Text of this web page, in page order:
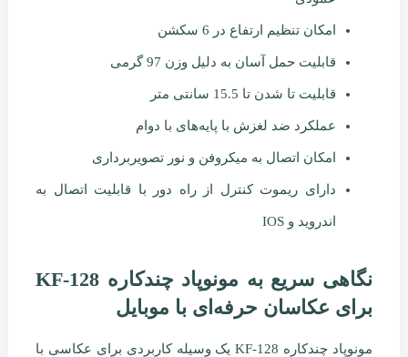
امکان تنظیم ارتفاع در 6 سکشن
قابلیت حمل آسان به دلیل وزن 97 گرمی
قابلیت تا شدن تا 15.5 سانتی متر
عملکرد ضد لغزش با پایه‌های با دوام
امکان اتصال به میکروفن و نور تصویربرداری
دارای ریموت کنترل از راه دور با قابلیت اتصال به
اندروید و IOS
نگاهی سریع به مونوپاد چندکاره KF-128
برای عکاسان حرفه‌ای با موبایل
مونوپاد چندکاره KF-128 یک وسیله کاربردی برای عکاسی با